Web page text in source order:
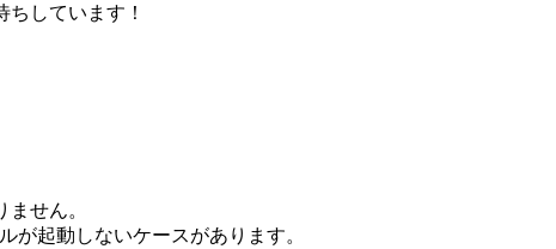
しています！
せん。
が起動しないケースがあります。